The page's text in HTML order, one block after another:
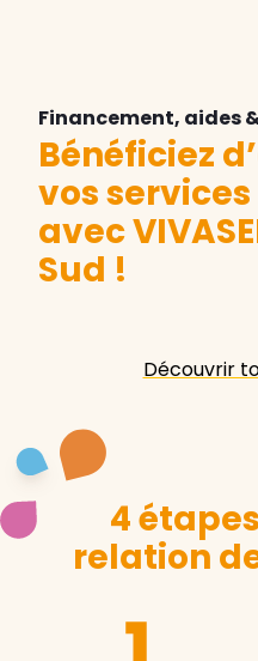
Financement, aides
Bénéficiez
vos
avec
Sud !
Découvrir
4
relation